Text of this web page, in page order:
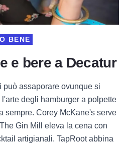
e bere a Decatur
BENE
può assaporare ovunque si
degli hamburger a polpette
sempre. Corey McKane's serve
Gin Mill eleva la cena con
artigianali. TapRoot abbina